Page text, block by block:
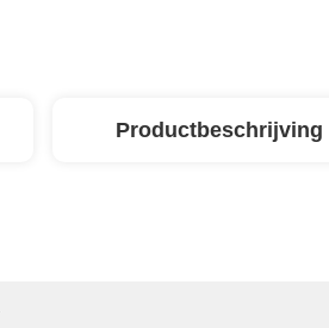
Productbeschrijving